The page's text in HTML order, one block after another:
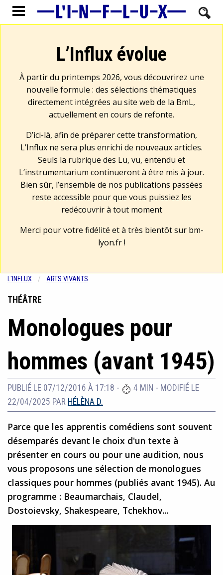
L’Influx évolue
À partir du printemps 2026, vous découvrirez une
nouvelle formule : des sélections thématiques
directement intégrées au site web de la BmL,
actuellement en cours de refonte.
D’ici-là, afin de préparer cette transformation,
L’Influx ne sera plus enrichi de nouveaux articles.
Seuls la rubrique des Lu, vu, entendu et
L’instrumentarium continueront à être mis à jour.
Bien sûr, l’ensemble de nos publications passées
reste accessible pour que vous puissiez les
redécouvrir à tout moment
Merci pour votre fidélité et à très bientôt sur bm-
lyon.fr!
L'INFLUX ARTS VIVANTS
THÉÂTRE
Monologues pour
hommes (avant 1945)
PUBLIÉ LE 07/12/2016 À 17:18 - 4 MIN - MODIFIÉ LE
22/04/2025 PAR HÉLÈNA D.
Parce que les apprentis comédiens sont souvent
désemparés devant le choix d'un texte à
présenter en cours ou pour une audition, nous
vous proposons une sélection de monologues
classiques pour hommes (publiés avant 1945). Au
programme : Beaumarchais, Claudel,
Dostoievsky, Shakespeare, Tchekhov...